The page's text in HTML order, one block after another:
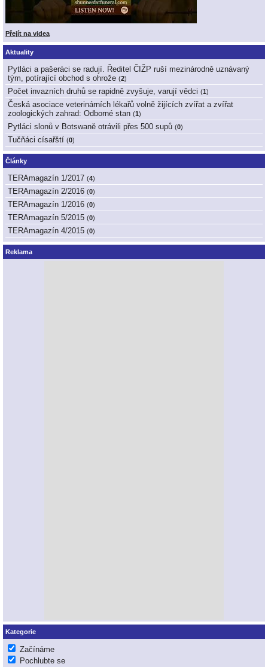
Přejít na videa
Aktuality
Pytláci a pašeráci se radují. Ředitel ČIŽP ruší mezinárodně uznávaný
tým, potírající obchod s ohrože (2)
Počet invazních druhů se rapidně zvyšuje, varují vědci (1 )
Česká asociace veterinárních lékařů volně žijících zvířat a zvířat
zoologických zahrad: Odborné stan (1 )
Pytláci slonů v Botswaně otrávili přes 500 supů (0)
Tučňáci císařští (0)
Články
TERAmagazín 1/2017 (4)
TERAmagazín 2/2016 (0)
TERAmagazín 1/2016 (0)
TERAmagazín 5/2015 (0)
TERAmagazín 4/2015 (0)
Reklama
Kategorie
Začínáme
Pochlubte se